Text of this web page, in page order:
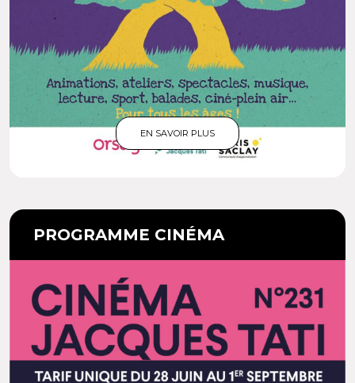
EN SAVOIR PLUS
PROGRAMME CINÉMA